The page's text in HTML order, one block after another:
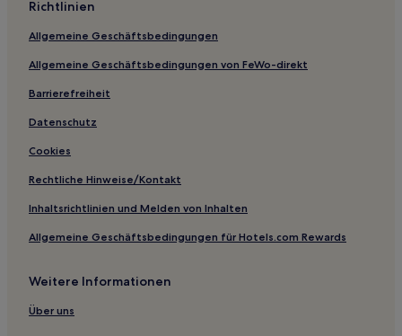
Hotels nahe Tempel Onsen-ji
Hotels nahe Yakebitaiyama Skigebiet
Togakushi: Hotels
Hotels nahe Ninjadorf Chibikko
Yotsuya Hotels
Hotels nahe Tempel Zenkō-ji
Ueda Hotels
Hotels nahe Shinshu Takayama Onsen Dorf
Matsushiro: Hotels
Hotels nahe Jigokudani Monkey Park
Kyu Karuizawa: Hotels
Richtlinien
Allgemeine Geschäftsbedingungen
Allgemeine Geschäftsbedingungen von FeWo-direkt
Barrierefreiheit
Datenschutz
Cookies
Rechtliche Hinweise/Kontakt
Inhaltsrichtlinien und Melden von Inhalten
Allgemeine Geschäftsbedingungen für Hotels.com Rewards
Weitere Informationen
Über uns